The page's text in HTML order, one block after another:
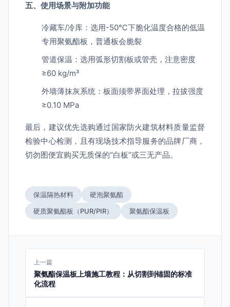
五、使用场景与附加功能
冷藏车/冷库：选用-50℃下脆化温度合格的低温
专用聚氨酯板，普通板会脆裂
管道保温：选用弧形切割板或管壳，注意密度
≥60 kg/m³
外墙薄抹灰系统：板面须带界面处理，拉拔强度
≥0.10 MPa
最后，建议优先选购通过国家防火建筑材料质量监督
检验中心检测，且有现场技术指导服务的品牌厂商，
切勿图便宜购买无质保的“白板”或三无产品。
保温隔热材料
硬泡聚氨酯
硬质聚氨酯板（PUR/PIR）
聚氨酯保温板
上一篇
聚氨酯保温板上墙施工教程：从切割到锚固的标准
化流程